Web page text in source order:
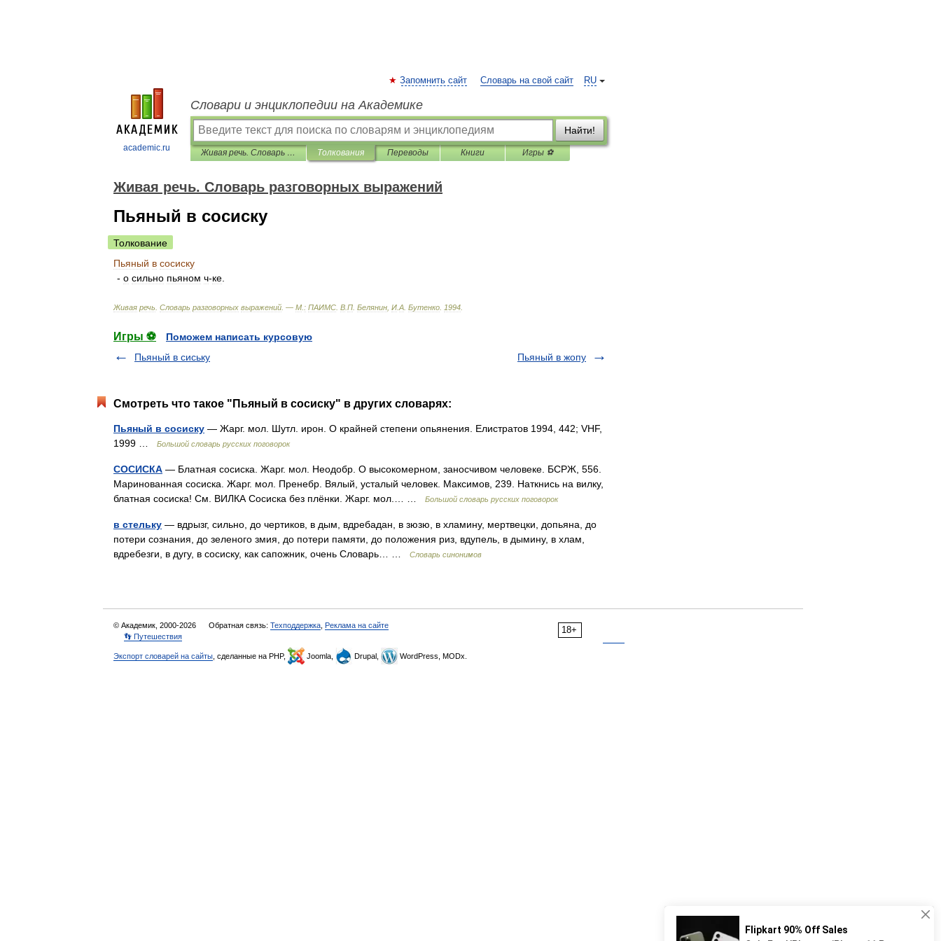
academic.ru
RU
Запомнить сайт Словарь на свой сайт
Словари и энциклопедии на Академике
Найти!
Живая речь. Словарь разговорных выражений Толкования Переводы Книги Игры ⚽
Живая речь. Словарь разговорных выражений
Пьяный в сосиску
Толкование
Пьяный в сосиску
- о сильно пьяном ч-ке
Живая речь Словарь разговорных выражений . — М : ПАИМС В П Белянин И А Бутенко 1994
Игры ⚽
Поможем написать курсовую
Пьяный в сиську
Пьяный в жопу
Смотреть что такое "Пьяный в сосиску" в других словарях:
Пьяный в сосиску — Жарг. мол. Шутл. ирон. О крайней степени опьянения. Елистратов 1994, 442; VHF,
1999 …
Большой словарь русских поговорок
СОСИСКА — Блатная сосиска. Жарг. мол. Неодобр. О высокомерном, заносчивом человеке. БСРЖ, 556.
Маринованная сосиска. Жарг. мол. Пренебр. Вялый, усталый человек. Максимов, 239. Наткнись на вилку,
блатная сосиска! См. ВИЛКА Сосиска без плёнки. Жарг. мол.… …
Большой словарь русских поговорок
в стельку — вдрызг, сильно, до чертиков, в дым, вдребадан, в зюзю, в хламину, мертвецки, допьяна, до
потери сознания, до зеленого змия, до потери памяти, до положения риз, вдупель, в дымину, в хлам,
вдребезги, в дугу, в сосиску, как сапожник, очень Словарь… …
Словарь синонимов
18+
© Академик, 2000-2026 Обратная связь: Техподдержка Реклама на сайте
👣 Путешествия
Экспорт словарей на сайты , сделанные на PHP, Joomla, Drupal, WordPress, MODx.